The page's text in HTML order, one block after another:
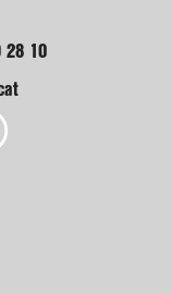
28 10